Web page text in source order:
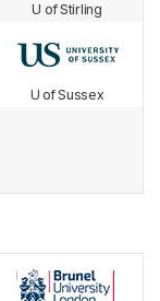
U of Stirling
U of Sussex